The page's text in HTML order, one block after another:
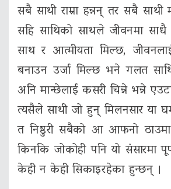
सबै साथी राम्रा हन्नन् तर सबै साथी
सहि साथिको साथले जीवनमा साधै
साथ र आत्मीयता मिल्छ,
बनाउन उर्जा मिल्छ भने गलत
अनि मान्छेलाई कसरी चिन्ने भन्ने
त्यसैले साथी जो हुन् मिलनसार या
त निष्ठुरी सबैको आ आफनो
किनकि जोकोही पनि यो संसारमा
केही न केही सिकाइरहेका हुन्छन् ।